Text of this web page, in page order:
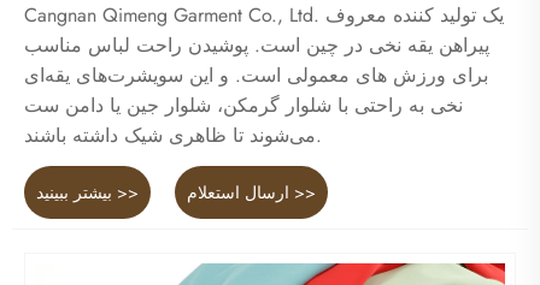
Cangnan Qimeng Garment Co., Ltd. یک تولید کننده معروف
پیراهن یقه نخی در چین است. پوشیدن راحت لباس مناسب
برای ورزش های معمولی است. و این سویشرت‌های یقه‌ای
نخی به راحتی با شلوار گرمکن، شلوار جین یا دامن ست
می‌شوند تا ظاهری شیک داشته باشند.
بیشتر ببینید >> ارسال استعلام >>